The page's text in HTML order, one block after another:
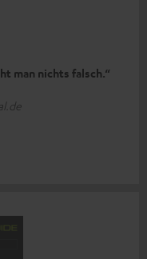
man nichts falsch.“